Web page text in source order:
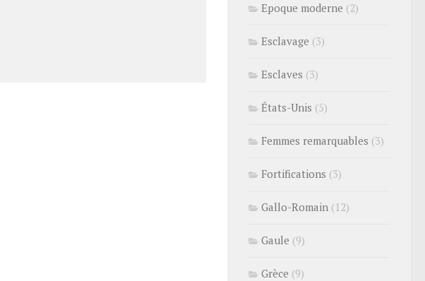
Epoque moderne (2)
Esclavage (3)
Esclaves (3)
États-Unis (5)
Femmes remarquables (3)
Fortifications (3)
Gallo-Romain (12)
Gaule (9)
Grèce (9)